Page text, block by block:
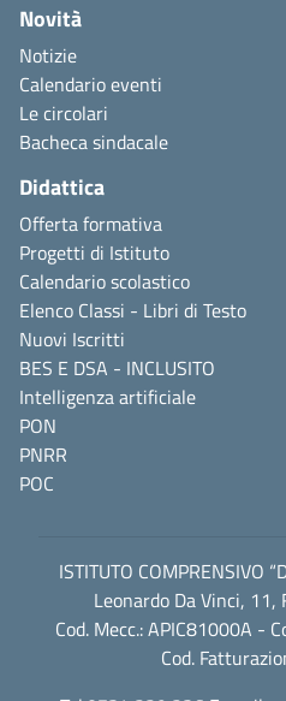
Novità
Notizie
Calendario eventi
Le circolari
Bacheca sindacale
Didattica
Offerta formativa
Progetti di Istituto
Calendario scolastico
Elenco Classi - Libri di Testo
Nuovi Iscritti
BES E DSA - INCLUSITO
Intelligenza artificiale
PON
PNRR
POC
ISTITUTO COMPRENSIVO
Leonardo Da Vinci, 11,
Cod. Mecc.: APIC81000A -
Cod.